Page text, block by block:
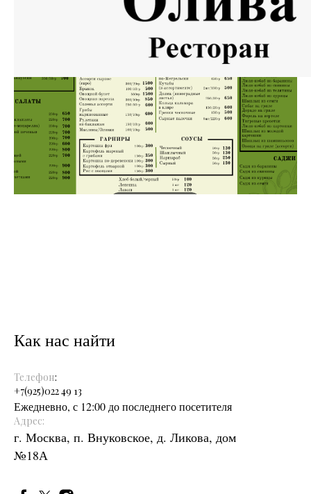
Как нас найти
Телефон:
+7(925)022 49 13
Ежедневно, с 12:00 до последнего посетителя
Адрес:
г. Москва, п. Внуковское, д. Ликова, дом
№18А